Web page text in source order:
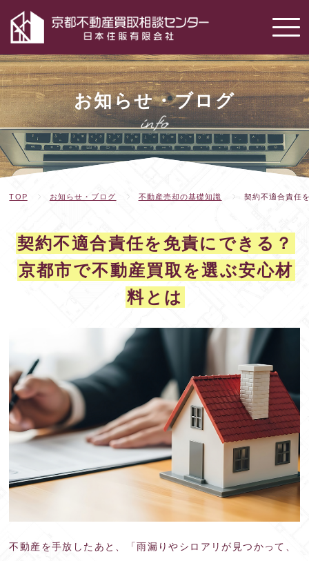
お知らせ・ブログ
TOP お知らせ・ブログ 不動産売却の基礎知識 契約不適合責任
契約不適合責任を免責にできる？
京都市で不動産買取を選ぶ安心材
料とは
不動産を手放したあと、「雨漏りやシロアリが見つかって、